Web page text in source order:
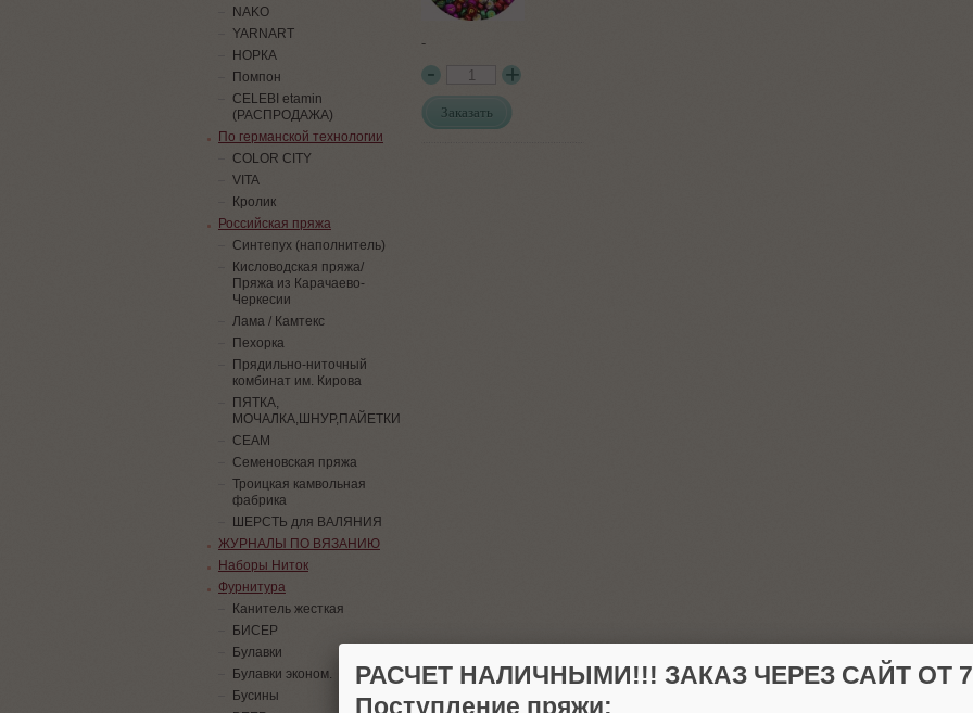
-
Заказать
NAKO
YARNART
НОРКА
Помпон
СELEBI etamin
(РАСПРОДАЖА)
По германской технологии
COLOR CITY
VITA
Кролик
Российская пряжа
Синтепух (наполнитель)
Кисловодская пряжа/
Пряжа из Карачаево-
Черкесии
Лама / Камтекс
Пехорка
Прядильно-ниточный
комбинат им. Кирова
ПЯТКА,
МОЧАЛКА,ШНУР,ПАЙЕТКИ
СЕАМ
Семеновская пряжа
Троицкая камвольная
фабрика
ШЕРСТЬ для ВАЛЯНИЯ
ЖУРНАЛЫ ПО ВЯЗАНИЮ
Наборы Ниток
Фурнитура
Канитель жесткая
БИСЕР
Булавки
Булавки эконом.
Бусины
РАСЧЕТ НАЛИЧНЫМИ!!! ЗАКАЗ ЧЕРЕЗ САЙТ ОТ
Поступление пряжи: